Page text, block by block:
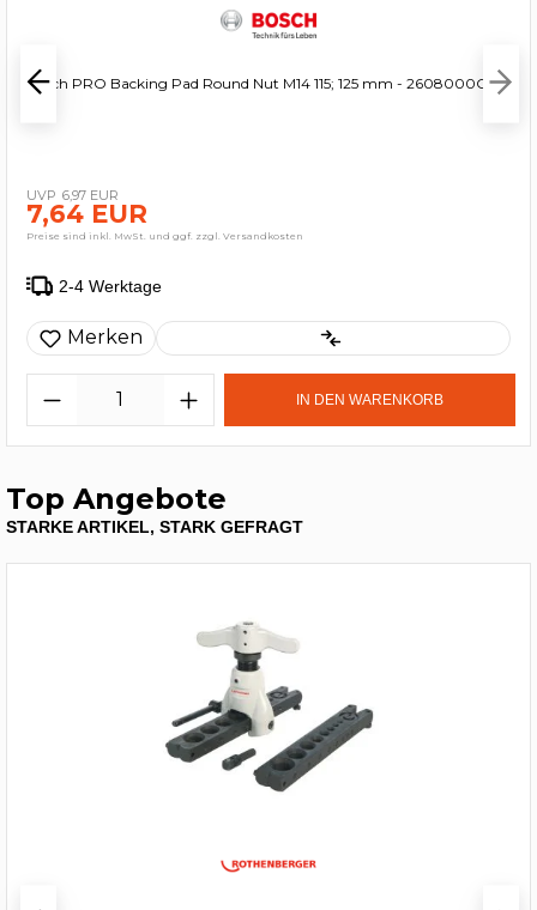
Bosch PRO Backing Pad Round Nut M14 115; 125 mm - 2608000C23
6,97 EUR
7,64 EUR
Preise sind inkl. MwSt. und ggf. zzgl. Versandkosten
2-4 Werktage
Merken
IN DEN WARENKORB
Top Angebote
STARKE ARTIKEL, STARK GEFRAGT